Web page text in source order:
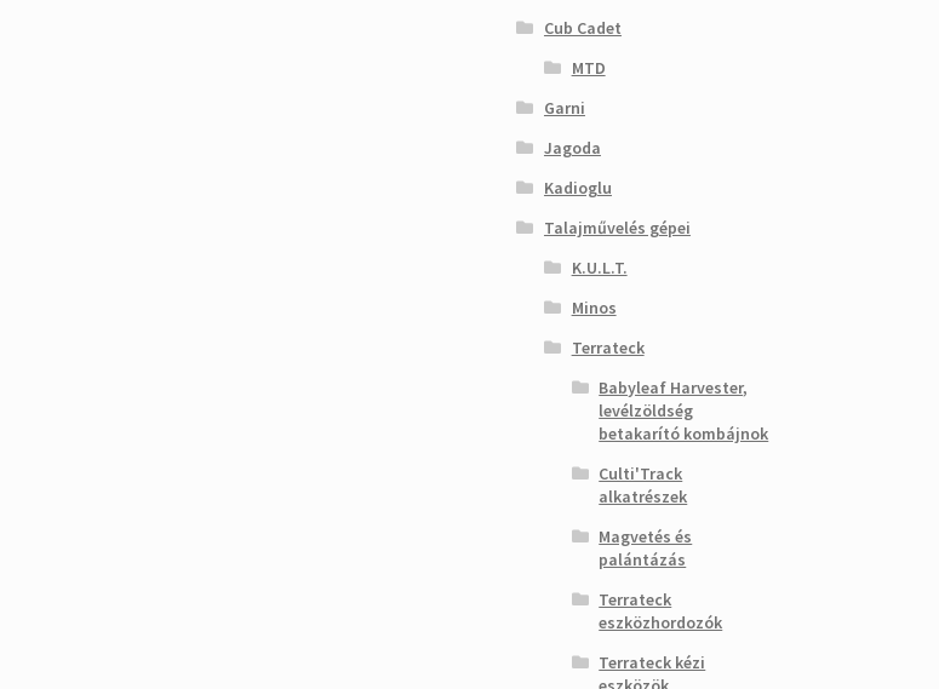
Cub Cadet
MTD
Garni
Jagoda
Kadioglu
Talajművelés gépei
K.U.L.T.
Minos
Terrateck
Babyleaf Harvester,
levélzöldség
betakarító kombájnok
Culti'Track
alkatrészek
Magvetés és
palántázás
Terrateck
eszközhordozók
Terrateck kézi